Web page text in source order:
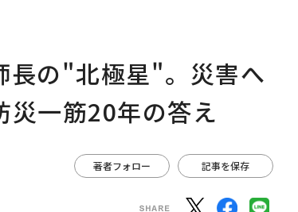
長の"北極星"。災害へ
災一筋20年の答え
著者フォロー 記事を保存